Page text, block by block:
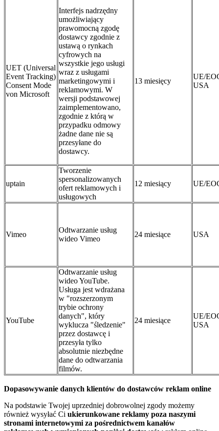
UET (Universal
Event Tracking)
Consent Mode
von Microsoft
Interfejs nadrzędny
umożliwiający
prawomocną zgodę
dostawcy zgodnie z
ustawą o rynkach
cyfrowych na
wszystkie jego usługi
wraz z usługami
marketingowymi i
reklamowymi. W
wersji podstawowej
zaimplementowano,
zgodnie z którą w
przypadku odmowy
żadne dane nie są
przesyłane do
dostawcy.
13 miesięcy
UE/
USA
uptain
Tworzenie
spersonalizowanych
ofert reklamowych i
usługowych
12 miesiący UE/
Vimeo
Odtwarzanie usług
wideo Vimeo
24 miesiące USA
YouTube
Odtwarzanie usług
wideo YouTube.
Usługa jest wdrażana
w "rozszerzonym
trybie ochrony
danych", który
wyklucza "śledzenie"
przez dostawcę i
przesyła tylko
absolutnie niezbędne
dane do odtwarzania
filmów.
24 miesiące
UE/
USA
Dopasowywanie danych klientów do dostawców reklam online
Na podstawie Twojej uprzedniej dobrowolnej zgody możemy
również wysyłać Ci ukierunkowane reklamy poza naszymi
stronami internetowymi za pośrednictwem kanałów